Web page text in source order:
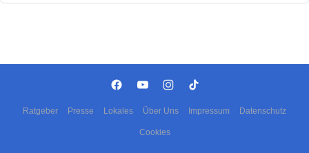
Ratgeber Presse Lokales Über Uns Impressum Datenschutz
Cookies